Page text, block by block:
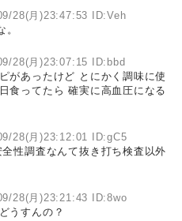
28(月)23:47:53 ID:Veh
28(月)23:07:15 ID:bbd
があったけど とにかく調味に使
食ってたら 確実に高血圧になる
28(月)23:12:01 ID:gC5
性調査なんて抜き打ち検査以外
28(月)23:21:43 ID:8wo
うすんの？